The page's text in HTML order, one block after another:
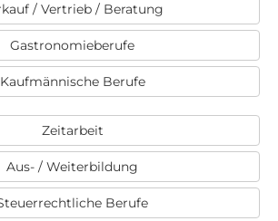
/ Vertrieb / Beratung
Gastronomieberufe
Kaufmännische Berufe
Zeitarbeit
Aus- / Weiterbildung
Berufe